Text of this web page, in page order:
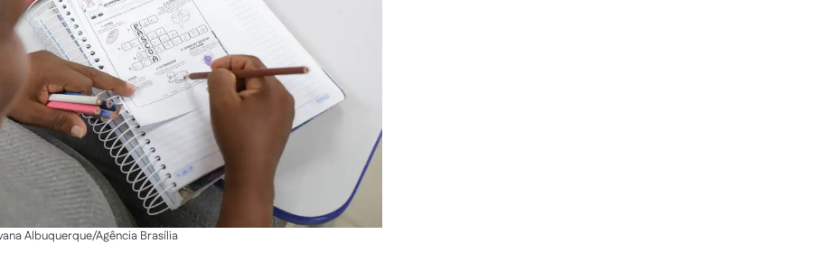
Albuquerque/Agência Brasília